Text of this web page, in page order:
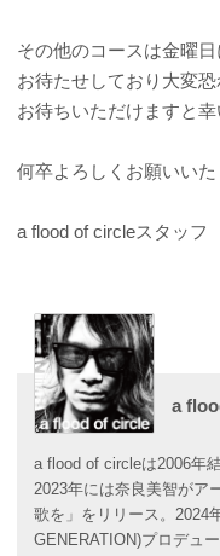
その他のコースは金曜
お待たせしており大変
お待ちいただけますと幸
何卒よろしくお願いい
a flood of circleスタッフ
a
a flood of circleは2006年
2023年には奈良美智がア
歌を」をリリース。2024
GENERATION)プロデュ